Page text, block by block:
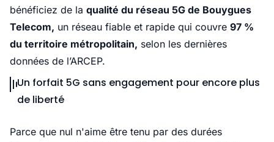
bénéficiez de la qualité du réseau 5G de Bouygues
Telecom, un réseau fiable et rapide qui couvre 97 %
du territoire métropolitain, selon les dernières
données de l’ARCEP.
Un forfait 5G sans engagement pour encore plus
de liberté
Parce que nul n'aime être tenu par des durées